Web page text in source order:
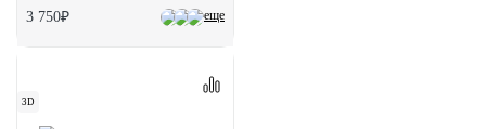
еще
3 750₽
3D